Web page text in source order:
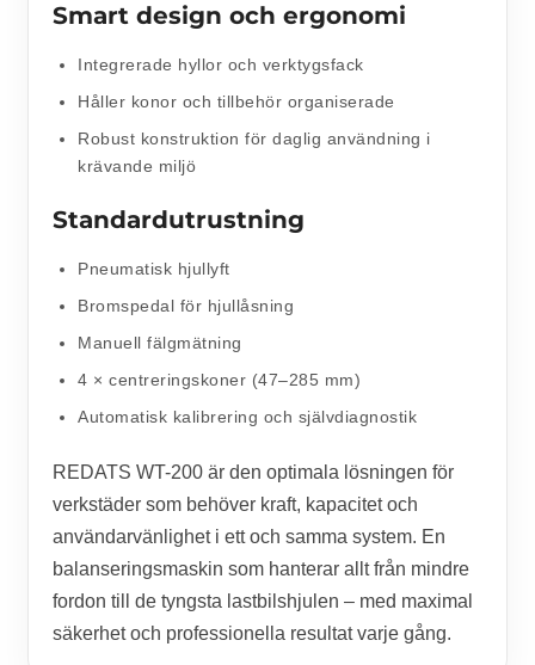
Smart design och ergonomi
Integrerade hyllor och verktygsfack
Håller konor och tillbehör organiserade
Robust konstruktion för daglig användning i
krävande miljö
Standardutrustning
Pneumatisk hjullyft
Bromspedal för hjullåsning
Manuell fälgmätning
4 × centreringskoner (47–285 mm)
Automatisk kalibrering och självdiagnostik
REDATS WT-200 är den optimala lösningen för
verkstäder som behöver kraft, kapacitet och
användarvänlighet i ett och samma system. En
balanseringsmaskin som hanterar allt från mindre
fordon till de tyngsta lastbilshjulen – med maximal
säkerhet och professionella resultat varje gång.